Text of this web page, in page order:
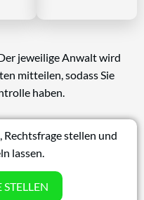
jeweilige Anwalt wird
mitteilen, sodass Sie
haben.
stellen und
lassen.
STELLEN